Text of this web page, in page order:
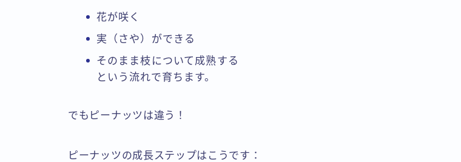
花が咲く
実（さや）ができる
そのまま枝について成熟する
という流れで育ちます。
でもピーナッツは違う！
ピーナッツの成長ステップはこうです：